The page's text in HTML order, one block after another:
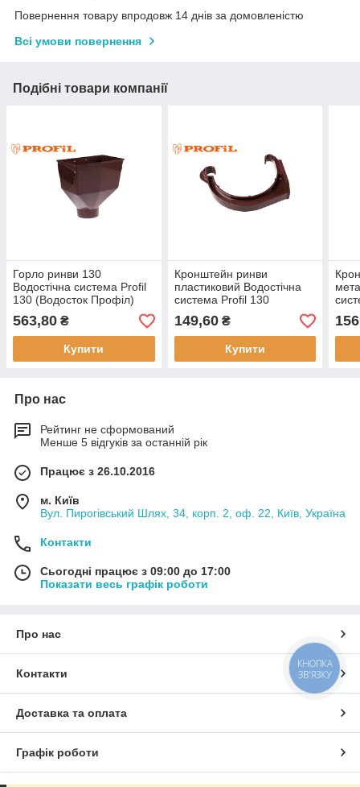
Повернення товару впродовж 14 днів за домовленістю
Всі умови повернення
Подібні товари компанії
Горло ринви 130
Водостічна система Profil
130 (Водосток Профіл)
563,80 ₴
Купити
Кронштейн ринви
пластиковий Водостічна
система Profil 130
(Водосток Профіл)
149,60₴
Купити
Про нас
Рейтинг не сформований
Менше 5 відгуків за останній рік
Працює з 26.10.2016
м. Київ
Вул. Пирогівський Шлях, 34, корп. 2, оф. 22, Київ, Україна
Контакти
Сьогодні працює з 09:00 до 17:00
Показати весь графік роботи
Про нас
Контакти
Доставка та оплата
Графік роботи
КНОПКА
ЗВ'ЯЗКУ